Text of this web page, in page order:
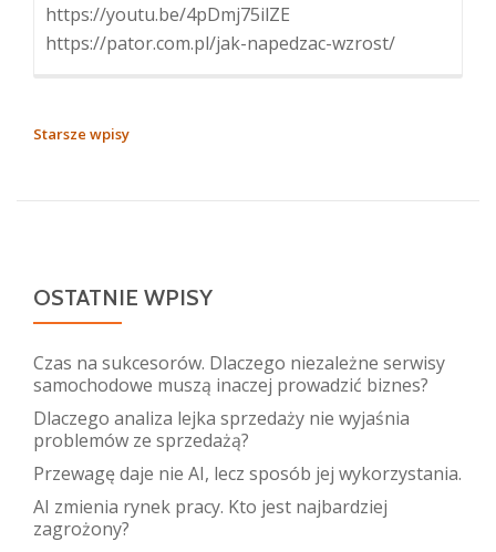
https://youtu.be/4pDmj75ilZE
https://pator.com.pl/jak-napedzac-wzrost/
NAWIGACJA
Starsze wpisy
OSTATNIE WPISY
Czas na sukcesorów. Dlaczego niezależne serwisy
samochodowe muszą inaczej prowadzić biznes?
Dlaczego analiza lejka sprzedaży nie wyjaśnia
problemów ze sprzedażą?
Przewagę daje nie AI, lecz sposób jej wykorzystania.
AI zmienia rynek pracy. Kto jest najbardziej
zagrożony?